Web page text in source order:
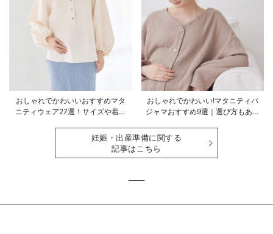
おしゃれでかわいいおすすめマタ
ニティウェア27選！サイズや着る
おしゃれでかわいい!マタニティパ
ジャマおすすめ9選｜選び方もあわ
妊娠・出産準備に関する
記事はこちら